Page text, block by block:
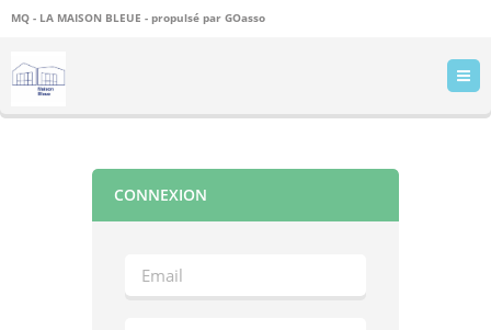
MQ - LA MAISON BLEUE - propulsé par GOasso
CONNEXION